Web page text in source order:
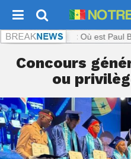
: Où est Paul Biya ?
Concours
ou